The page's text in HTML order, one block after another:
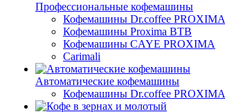
Профессиональные кофемашины
Кофемашины Dr.coffee PROXIMA
Кофемашины Proxima BTB
Кофемашины CAYE PROXIMA
Carimali
Автоматические кофемашины
Кофемашины Dr.coffee PROXIMA